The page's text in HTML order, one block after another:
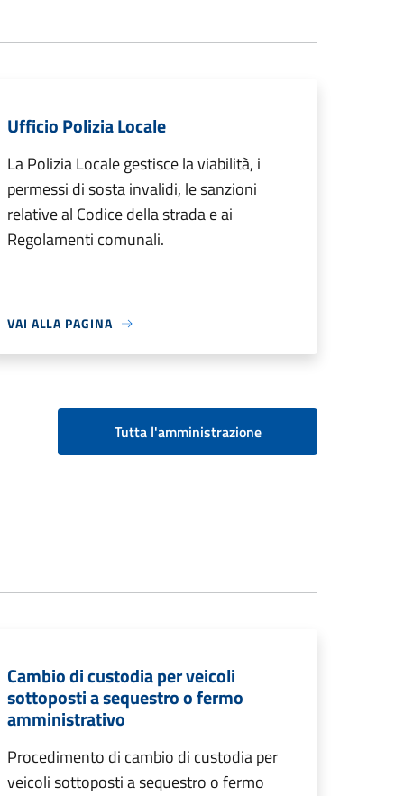
Ufficio Polizia Locale
La Polizia Locale gestisce la viabilità, i
permessi di sosta invalidi, le sanzioni
relative al Codice della strada e ai
Regolamenti comunali.
VAI ALLA PAGINA
Tutta l'amministrazione
Cambio di custodia per veicoli
sottoposti a sequestro o fermo
amministrativo
Procedimento di cambio di custodia per
veicoli sottoposti a sequestro o fermo